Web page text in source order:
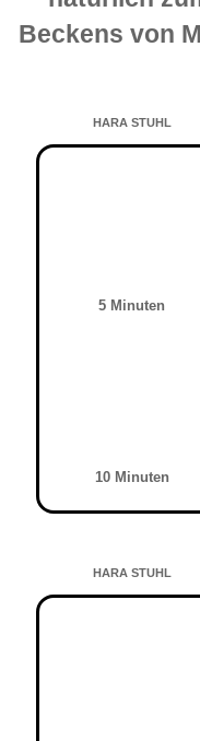
Beckens von
HARA STUHL
5 Minuten
10 Minuten
HARA STUHL